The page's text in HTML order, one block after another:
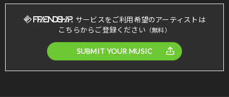
サービスをご利用希望のアーティストは
こちらからご登録ください （無料）
SUBMIT YOUR MUSIC